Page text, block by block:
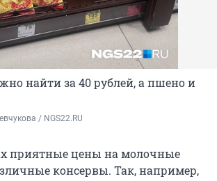
найти за 40 рублей, а пшено и
/ NGS22.RU
приятные цены на молочные
консервы. Так, например,